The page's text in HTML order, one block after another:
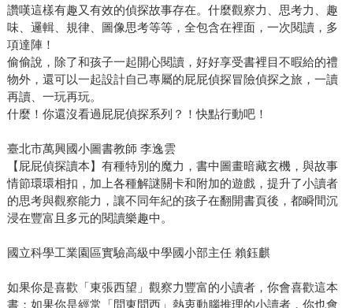
讚嘆這樣有趣又有效的偵探故事存在。什麼觀察力、思考力、趣
味、邏輯、規律、圖像思考等等，全包含在裡面，一次閱讀，多
項達陣！
偷偷說，除了和孩子一起開心閱讀，好好享受書裡目不暇給的禮
物外，還可以一起設計自己專屬的屁屁偵探冒險偵探之旅，一讀
再讀、一玩再玩。
什麼！你還沒看過屁屁偵探系列？！快點行動吧！
臺北市萬興國小圖書教師 李逸雲
【屁屁偵探讀本】有種特別的魔力，書中圖畫暗藏玄機，與故事
情節環環相扣，加上各種解謎關卡和附加的遊戲，提升了小讀者
的思考與觀察能力，讓不同年紀的孩子在翻開書頁後，都瞬間沉
浸在豐富且多元的閱讀樂趣中。
國立科學工業園區實驗高級中學國小部主任 賴鈺麒
如果你是喜歡「東張西望」觀察力豐富的小讀者，你會喜歡這本
書；如果你是經常「問東問西」熱衷動腦推理的小讀者，你也會